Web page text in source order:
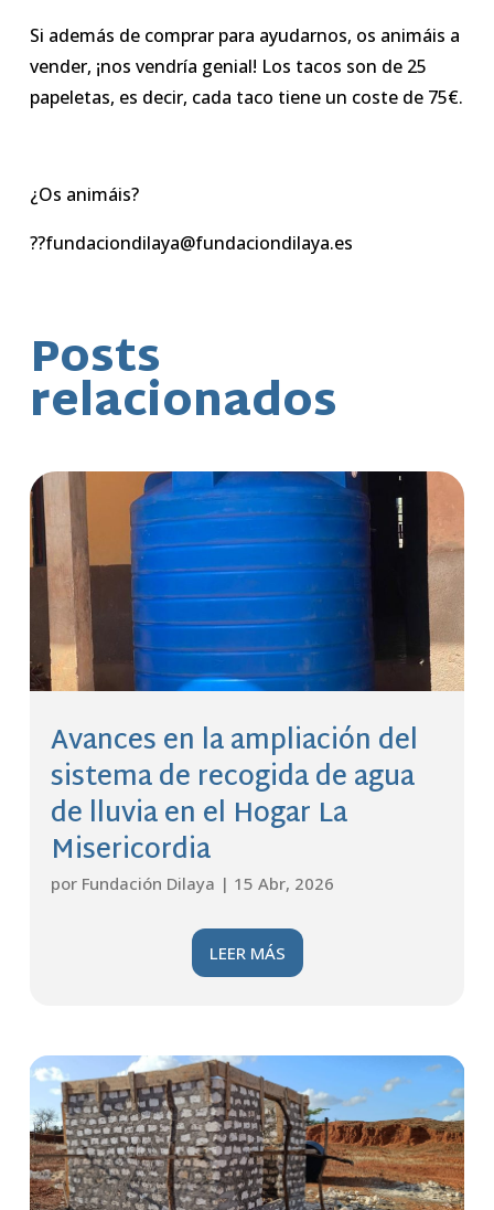
Si además de comprar para ayudarnos, os animáis a
vender, ¡nos vendría genial! Los tacos son de 25
papeletas, es decir, cada taco tiene un coste de 75€.
¿Os animáis?
??fundaciondilaya@fundaciondilaya.es
Posts
relacionados
Avances en la ampliación del
sistema de recogida de agua
de lluvia en el Hogar La
Misericordia
por Fundación Dilaya | 15 Abr, 2026
LEER MÁS